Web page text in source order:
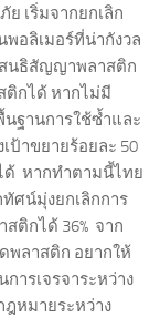
เริ่มจากยกเลิก
พอลิเมอร์ที่น่ากังวล
นธิสัญญาพลาสติก
ติกได้ หากไม่มี
นฐานการใช้ซ้ำและ
ป้าขยายร้อยละ 50
ด้ หากทำตามนี้ไทย
ศน์มุ่งยกเลิกการ
ติกได้ 36% จาก
พลาสติก อยากให้
ารเจรจาระหว่าง
หมายระหว่าง